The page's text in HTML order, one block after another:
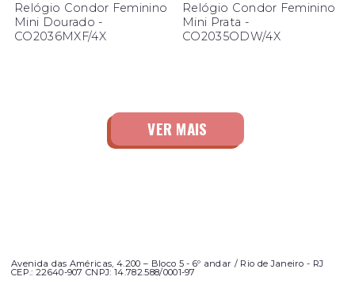
Relógio Condor Feminino
Mini Dourado -
CO2036MXF/4X
Relógio Condor Feminino
Mini Prata -
CO2035ODW/4X
Avenida das Américas, 4.200 – Bloco 5 - 6º andar / Rio de Janeiro - RJ
CEP.: 22640-907 CNPJ: 14.782.588/0001-97